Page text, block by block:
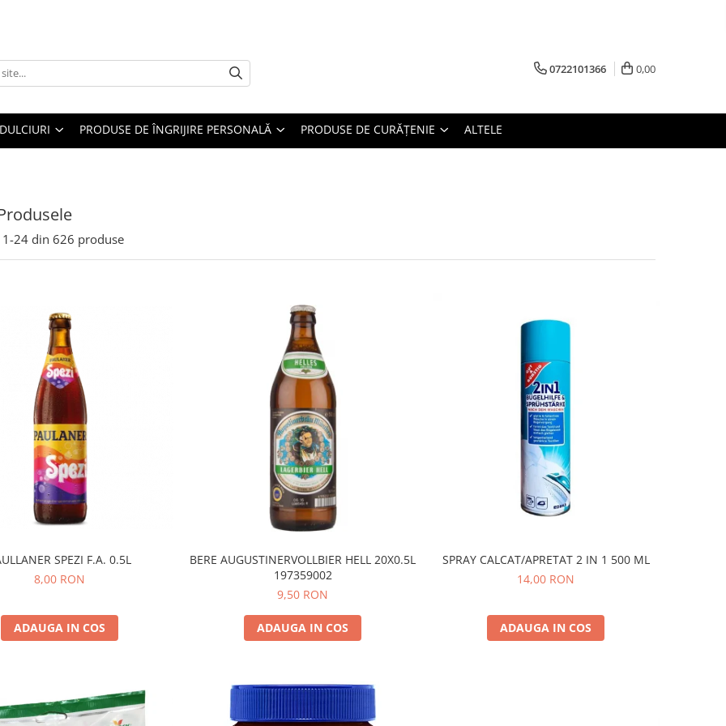
0722101366 0,00
DULCIURI PRODUSE DE ÎNGRIJIRE PERSONALĂ PRODUSE DE CURĂȚENIE ALTELE
1-24 din 626 produse
SPEZI F.A. 0.5L
8,00 RON
ADAUGA IN COS
BERE AUGUSTINERVOLLBIER HELL 20X0.5L
197359002
9,50 RON
ADAUGA IN COS
SPRAY CALCAT/APRETAT 2 IN 1 500 ML
14,00 RON
ADAUGA IN COS